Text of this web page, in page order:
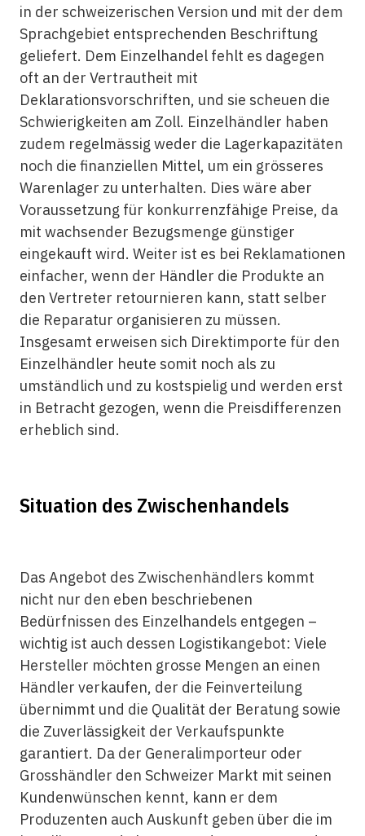
in der schweizerischen Version und mit der dem
Sprachgebiet entsprechenden Beschriftung
geliefert. Dem Einzelhandel fehlt es dagegen
oft an der Vertrautheit mit
Deklarationsvorschriften, und sie scheuen die
Schwierigkeiten am Zoll. Einzelhändler haben
zudem regelmässig weder die Lagerkapazitäten
noch die finanziellen Mittel, um ein grösseres
Warenlager zu unterhalten. Dies wäre aber
Voraussetzung für konkurrenzfähige Preise, da
mit wachsender Bezugsmenge günstiger
eingekauft wird. Weiter ist es bei Reklamationen
einfacher, wenn der Händler die Produkte an
den Vertreter retournieren kann, statt selber
die Reparatur organisieren zu müssen.
Insgesamt erweisen sich Direktimporte für den
Einzelhändler heute somit noch als zu
umständlich und zu kostspielig und werden erst
in Betracht gezogen, wenn die Preisdifferenzen
erheblich sind.
Situation des Zwischenhandels
Das Angebot des Zwischenhändlers kommt
nicht nur den eben beschriebenen
Bedürfnissen des Einzelhandels entgegen –
wichtig ist auch dessen Logistikangebot: Viele
Hersteller möchten grosse Mengen an einen
Händler verkaufen, der die Feinverteilung
übernimmt und die Qualität der Beratung sowie
die Zuverlässigkeit der Verkaufspunkte
garantiert. Da der Generalimporteur oder
Grosshändler den Schweizer Markt mit seinen
Kundenwünschen kennt, kann er dem
Produzenten auch Auskunft geben über die im